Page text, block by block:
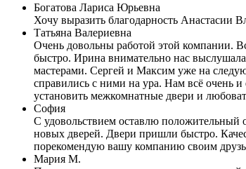
Богатова Лариса Юрьевна
Хочу выразить благодарность Анастасии
Татьяна Валериевна
Очень довольны работой этой компании.
быстро. Ирина внимательно нас
мастерами. Сергей и Максим уже на
справились с ними на ура. Нам всё очень
установить межкомнатные двери и
София
С удовольствием оставлю
новых дверей. Двери пришли быстро.
порекомендую вашу компанию своим
Мария М.